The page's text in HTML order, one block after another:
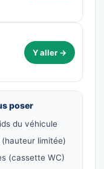
Y aller →
poser
du véhicule
limitée)
(cassette WC)